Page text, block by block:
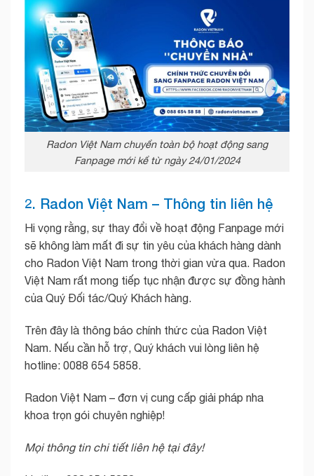
Radon Việt Nam chuyển toàn bộ hoạt động sang
Fanpage mới kể từ ngày 24/01/2024
2. Radon Việt Nam – Thông tin liên hệ
Hi vọng rằng, sự thay đổi về hoạt động Fanpage mới
sẽ không làm mất đi sự tin yêu của khách hàng dành
cho Radon Việt Nam trong thời gian vừa qua. Radon
Việt Nam rất mong tiếp tục nhận được sự đồng hành
của Quý Đối tác/Quý Khách hàng.
Trên đây là thông báo chính thức của Radon Việt
Nam. Nếu cần hỗ trợ, Quý khách vui lòng liên hệ
hotline: 0088 654 5858.
Radon Việt Nam – đơn vị cung cấp giải pháp nha
khoa trọn gói chuyên nghiệp!
Mọi thông tin chi tiết liên hệ tại đây!